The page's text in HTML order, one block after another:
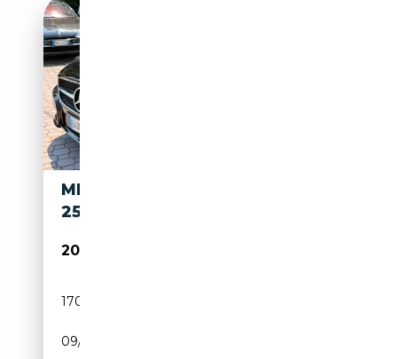
MERCEDES-BENZ CLS 250 CLS
250 CDI BLUE EFFICIENCY
20 499€
170 000 km
09/2014